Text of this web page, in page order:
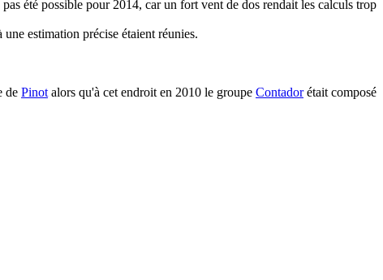
été possible pour 2014, car un fort vent de dos rendait les calculs trop
estimation précise étaient réunies.
de Pinot alors qu'à cet endroit en 2010 le groupe Contadorétait composé